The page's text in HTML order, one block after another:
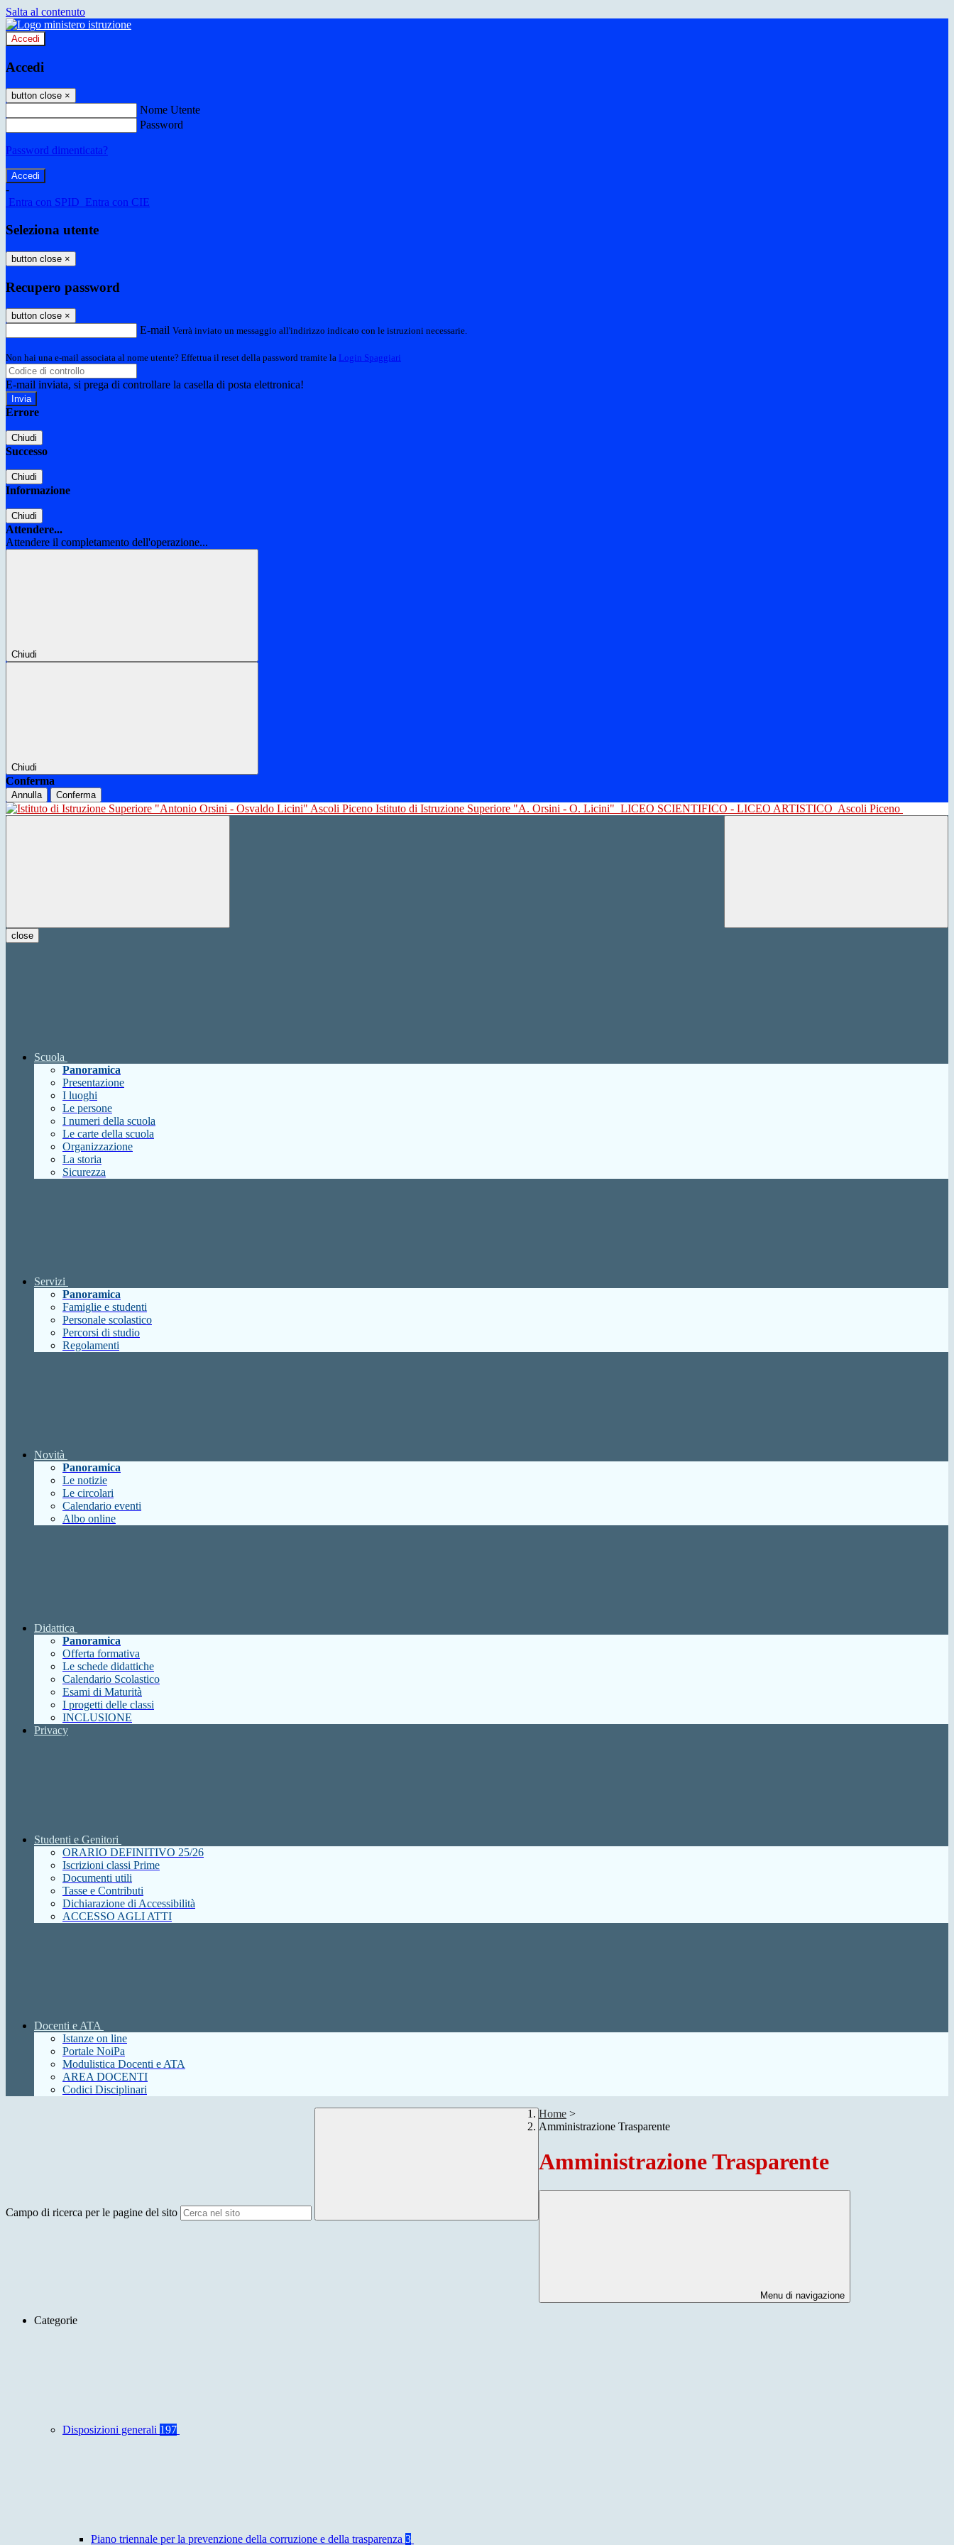
Salta al contenuto
Accedi
Accedi
button close ×
Nome Utente
Password
Password dimenticata?
-
Entra con SPID Entra con CIE
Seleziona utente
button close ×
Recupero password
button close ×
E-mail Verrà inviato un messaggio all'indirizzo indicato con le istruzioni necessarie.
Non hai una e-mail associata al nome utente? Effettua il reset della password tramite la Login Spaggiari
E-mail inviata, si prega di controllare la casella di posta elettronica!
Errore
Chiudi
Successo
Chiudi
Informazione
Chiudi
Attendere...
Attendere il completamento dell'operazione...
Chiudi
Chiudi
Conferma
Annulla Conferma
Istituto di Istruzione Superiore "A. Orsini - O. Licini" LICEO SCIENTIFICO - LICEO ARTISTICO Ascoli Piceno
close
Scuola
Panoramica
Presentazione
I luoghi
Le persone
I numeri della scuola
Le carte della scuola
Organizzazione
La storia
Sicurezza
Servizi
Panoramica
Famiglie e studenti
Personale scolastico
Percorsi di studio
Regolamenti
Novità
Panoramica
Le notizie
Le circolari
Calendario eventi
Albo online
Didattica
Panoramica
Offerta formativa
Le schede didattiche
Calendario Scolastico
Esami di Maturità
I progetti delle classi
INCLUSIONE
Privacy
Studenti e Genitori
ORARIO DEFINITIVO 25/26
Iscrizioni classi Prime
Documenti utili
Tasse e Contributi
Dichiarazione di Accessibilità
ACCESSO AGLI ATTI
Docenti e ATA
Istanze on line
Portale NoiPa
Modulistica Docenti e ATA
AREA DOCENTI
Codici Disciplinari
Campo di ricerca per le pagine del sito
Home >
Amministrazione Trasparente
Amministrazione Trasparente
Menu di navigazione
Categorie
Disposizioni generali 197
Piano triennale per la prevenzione della corruzione e della trasparenza 3